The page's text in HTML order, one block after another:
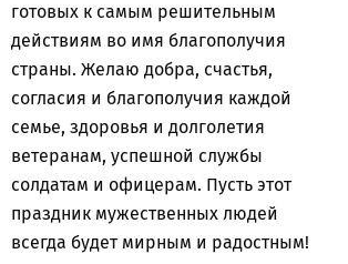
готовых к самым решительным
действиям во имя благополучия
страны. Желаю добра, счастья,
согласия и благополучия каждой
семье, здоровья и долголетия
ветеранам, успешной службы
солдатам и офицерам. Пусть этот
праздник мужественных людей
всегда будет мирным и радостным!